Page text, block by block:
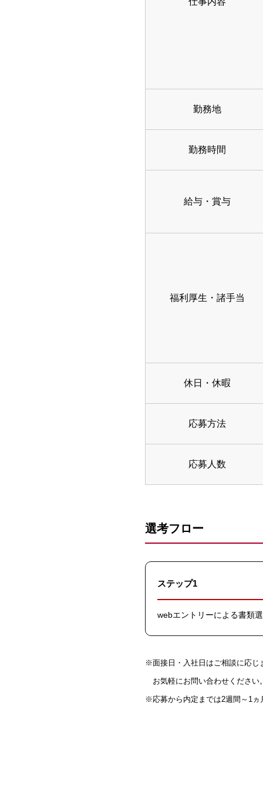
勤務地
勤務時間
給与・賞与
福利厚生・諸手当
休日・休暇
応募方法
応募人数
選考フロー
ステップ1
webエントリーによる書類
※面接日・入社日はご相談に応じ
お気軽にお問い合わせください
※応募から内定までは2週間～1ヵ